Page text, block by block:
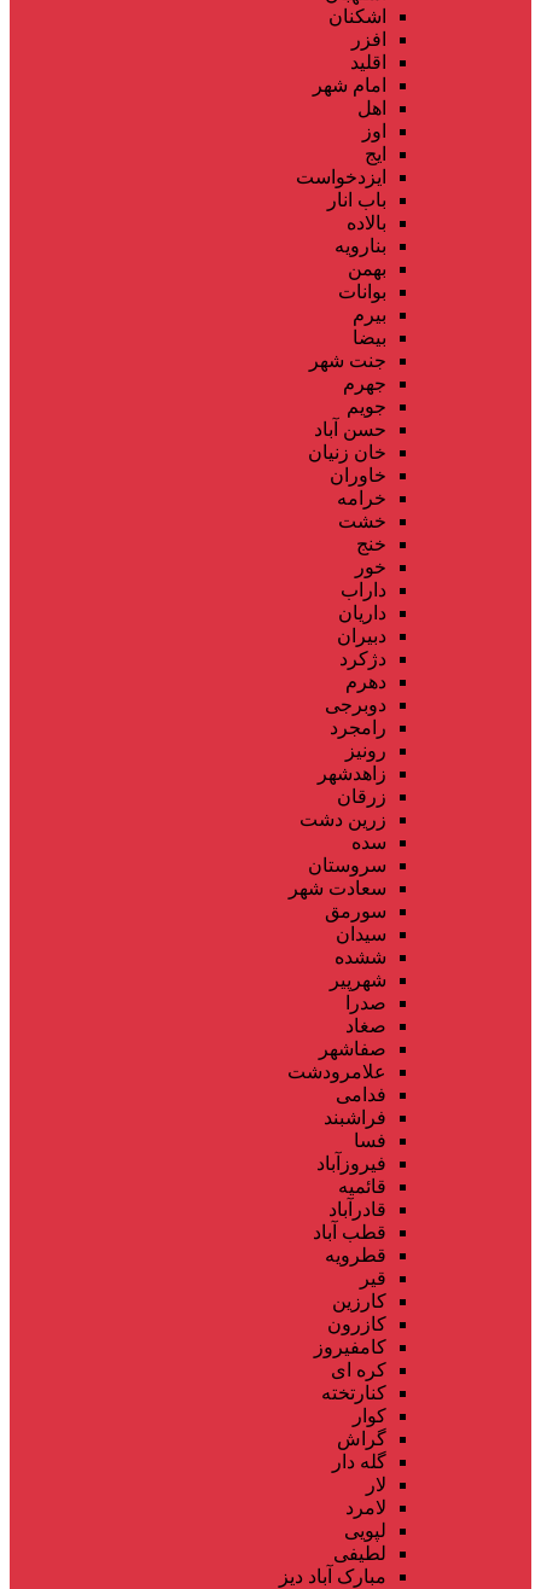
اشکنان
افزر
اقلید
امام شهر
اهل
اوز
ایج
ایزدخواست
باب انار
بالاده
بنارویه
بهمن
بوانات
بیرم
بیضا
جنت شهر
جهرم
جویم
حسن آباد
خان زنیان
خاوران
خرامه
خشت
خنج
خور
داراب
داریان
دبیران
دژکرد
دهرم
دوبرجی
رامجرد
رونیز
زاهدشهر
زرقان
زرین دشت
سده
سروستان
سعادت شهر
سورمق
سیدان
ششده
شهرپیر
صدرا
صغاد
صفاشهر
علامرودشت
فدامی
فراشبند
فسا
فیروزآباد
قائمیه
قادرآباد
قطب آباد
قطرویه
قیر
کارزین
کازرون
کامفیروز
کره ای
کنارتخته
کوار
گراش
گله دار
لار
لامرد
لپویی
لطیفی
مبارک آباد دیز